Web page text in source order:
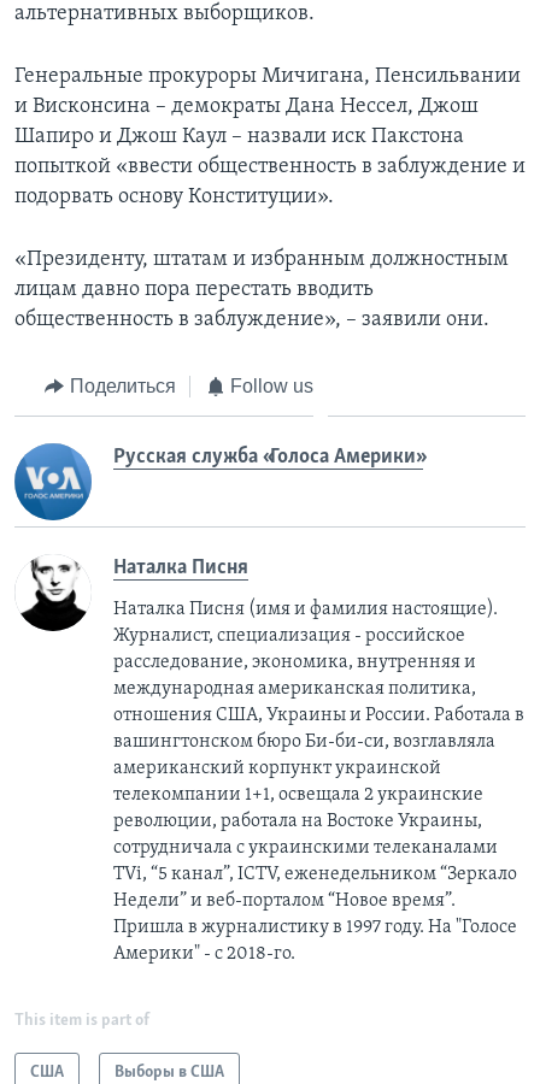
альтернативных выборщиков.
Генеральные прокуроры Мичигана, Пенсильвании
и Висконсина – демократы Дана Нессел, Джош
Шапиро и Джош Каул – назвали иск Пакстона
попыткой «ввести общественность в заблуждение и
подорвать основу Конституции».
«Президенту, штатам и избранным должностным
лицам давно пора перестать вводить
общественность в заблуждение», – заявили они.
Поделиться Follow us
Русская служба «Голоса Америки»
Наталка Писня
Наталка Писня (имя и фамилия настоящие).
Журналист, специализация - российское
расследование, экономика, внутренняя и
международная американская политика,
отношения США, Украины и России. Работала в
вашингтонском бюро Би-би-си, возглавляла
американский корпункт украинской
телекомпании 1+1, освещала 2 украинские
революции, работала на Востоке Украины,
сотрудничала с украинскими телеканалами
TVi, “5 канал”, ICTV, еженедельником “Зеркало
Недели” и веб-порталом “Новое время”.
Пришла в журналистику в 1997 году. На "Голосе
Америки" - с 2018-го.
This item is part of
США Выборы в США